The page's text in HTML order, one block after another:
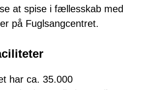
at spise i fællesskab med
på Fuglsangcentret.
har ca. 35.000